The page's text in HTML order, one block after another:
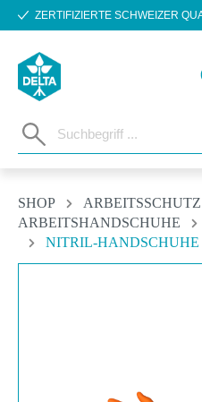
Zum Hauptinhalt springen
ZERTIFIZIERTE SCHWEIZER
SHOP
ARBEITSSCHUTZ
ARBEITSHANDSCHUHE
NITRIL-HANDSCHUHE